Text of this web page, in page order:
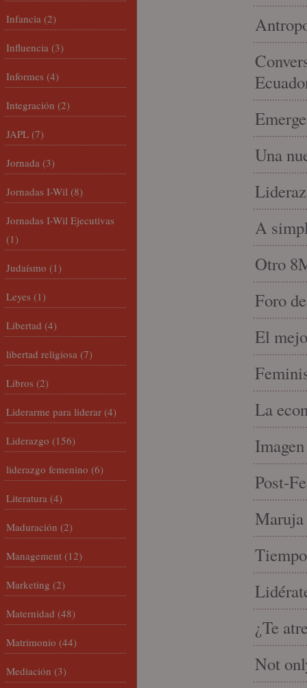
Una
A
Otro
Foro
El
La
Post-
Maruja
¿Te
Not
Infancia (2)
Influencia (3)
Informes (4)
Integración (2)
JAPL (7)
Jornada (3)
Jornadas I-Wil (8)
Jornadas I-Wil Ejecutivas
(1)
Judaísmo (1)
Leyes (1)
Libertad (4)
libertad religiosa (7)
Libros (2)
Liderarme para liderar (4)
Liderazgo (156)
liderazgo femenino (6)
Literatura (4)
Maduración (2)
Management (12)
Marketing (2)
Maternidad (48)
Matrimonio (44)
Mediación (3)